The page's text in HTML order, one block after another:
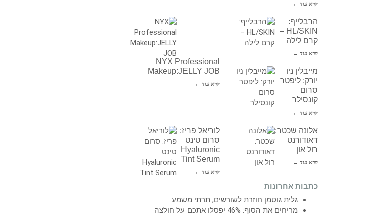
קרא עוד ←
NYX Professional
Makeup:JELLY JOB
קרא עוד ←
הרבלייף:
HL/SKIN –
קרם לילה
קרא עוד ←
מייבלין ניו
יורק: ליפטר
סרום
קונסילר
קרא עוד ←
לוריאל פריז:
סרום טינט
Hyaluronic
Tint Serum
קרא עוד ←
אלונה שכטר:
דאודורנט
רול און
קרא עוד ←
כתבות אחרונות
גלית גוטמן חוזרת לשורשים, תרתי משמע
מריחים את הסוף: 46% יפסלו אתכם על חולצה